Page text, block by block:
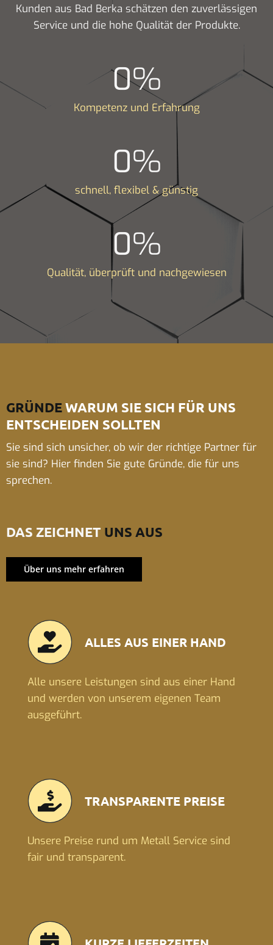
Kunden aus Bad Berka schätzen den zuverlässigen
Service und die hohe Qualität der Produkte.
0%
Kompetenz und Erfahrung
0%
schnell, flexibel & günstig
0%
Qualität, überprüft und nachgewiesen
GRÜNDEWARUM SIE SICH FÜR UNS
ENTSCHEIDEN SOLLTEN
Sie sind sich unsicher, ob wir der richtige Partner für
sie sind? Hier finden Sie gute Gründe, die für uns
sprechen.
DAS ZEICHNET UNS AUS
Über uns mehr erfahren
ALLES AUS EINER HAND
Alle unsere Leistungen sind aus einer Hand
und werden von unserem eigenen Team
ausgeführt.
TRANSPARENTE PREISE
Unsere Preise rund um Metall Service sind
fair und transparent.